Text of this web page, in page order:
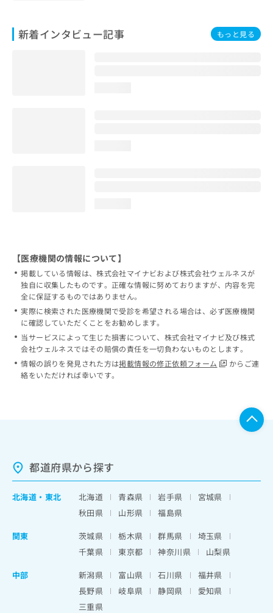
新着インタビュー記事 もっと見る
【医療機関の情報について】
掲載している情報は、株式会社マイナビおよび株式会社ウェルネスが
独自に収集したものです。正確な情報に努めておりますが、内容を完
全に保証するものではありません。
実際に検索された医療機関で受診を希望される場合は、必ず医療機関
に確認していただくことをお勧めします。
当サービスによって生じた損害について、株式会社マイナビ及び株式
会社ウェルネスではその賠償の責任を一切負わないものとします。
情報の誤りを発見された方は掲載情報の修正依頼フォーム
からご連
絡をいただければ幸いです。
都道府県から探す
北海道 ・ 東北 北海道 青森県 岩手県
宮城県
秋田県
山形県
福島県
関東
茨城県 栃木県 群馬県
埼玉県
千葉県
東京都 神奈川県
山梨県
中部
新潟県 富山県 石川県
福井県
長野県
岐阜県 静岡県
愛知県
三重県